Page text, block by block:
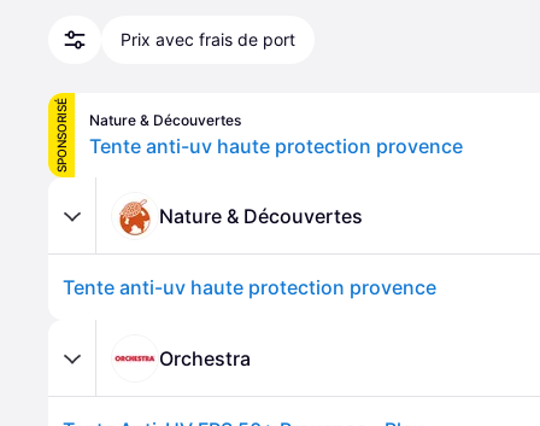
Prix avec frais de port
SPONSORISÉ Nature & Découvertes
Tente anti-uv haute protection provence
Nature & Découvertes
Tente anti-uv haute protection provence
Orchestra